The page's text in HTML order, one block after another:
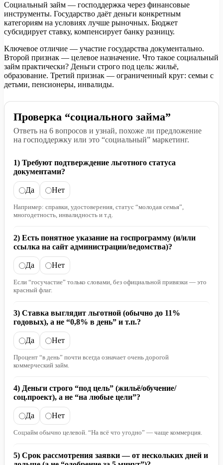
Социальный займ — господдержка через финансовые
инструменты. Государство даёт деньги конкретным
категориям на условиях лучше рыночных. Бюджет
субсидирует ставку, компенсирует банку разницу.
Ключевое отличие — участие государства документально.
Второй признак — целевое назначение. Что такое социальный
займ практически? Деньги строго под цель: жильё,
образование. Третий признак — ограниченный круг: семьи с
детьми, пенсионеры, инвалиды.
Проверка “социального займа”
Ответь на 6 вопросов и узнай, похоже ли предложение
на господдержку или это “социальный” маркетинг.
1) Требуют подтверждение льготного статуса
документами?
Да Нет
Например: справки, удостоверения, статус “молодая семья”,
многодетность, инвалидность и т.д.
2) Есть понятное указание на госпрограмму (и/или
ссылка на сайт администрации/ведомства)?
Да Нет
Если “госучастие” только словами, без официальной привязки — это
красный флаг.
3) Ставка выглядит льготной (обычно до 11%
годовых), а не “0,8% в день” и т.п.?
Да Нет
Процент “в день” почти всегда означает очень дорогой
коммерческий займ.
4) Деньги строго “под цель” (жильё/обучение/
соц.проект), а не “на любые цели”?
Да Нет
Соцзайм обычно целевой. “На всё что угодно” — чаще коммерция.
5) Срок рассмотрения заявки — от нескольких дней и